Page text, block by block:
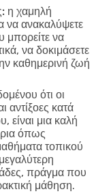
η χαμηλή
να ανακαλύψετε
μπορείτε να
να δοκιμάσετε
καθημερινή ζωή
ότι οι
αντίξοες κατά
είναι μια καλή
όπως
τοπικού
πράγμα που
μάθηση.